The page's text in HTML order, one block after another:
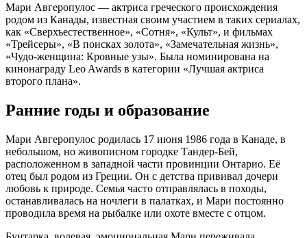
Мари Авгеропулос — актриса греческого происхождения
родом из Канады, известная своим участием в таких сериалах,
как «Сверхъестественное», «Сотня», «Культ», и фильмах
«Трейсеры», «В поисках золота», «Замечательная жизнь»,
«Чудо-женщина: Кровные узы». Была номинирована на
кинонаграду Leo Awards в категории «Лучшая актриса
второго плана».
Ранние годы и образование
Мари Авгеропулос родилась 17 июня 1986 года в Канаде, в
небольшом, но живописном городке Тандер-Бей,
расположенном в западной части провинции Онтарио. Её
отец был родом из Греции. Он с детства прививал дочери
любовь к природе. Семья часто отправлялась в походы,
останавливалась на ночлеги в палатках, и Мари постоянно
проводила время на рыбалке или охоте вместе с отцом.